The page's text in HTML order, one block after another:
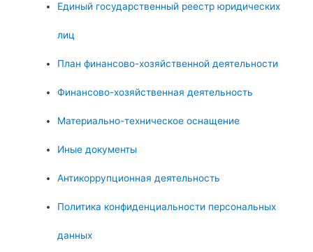
Единый государственный реестр юридических
лиц
План финансово-хозяйственной деятельности
Финансово-хозяйственная деятельность
Материально-техническое оснащение
Иные документы
Антикоррупционная деятельность
Политика конфиденциальности персональных
данных